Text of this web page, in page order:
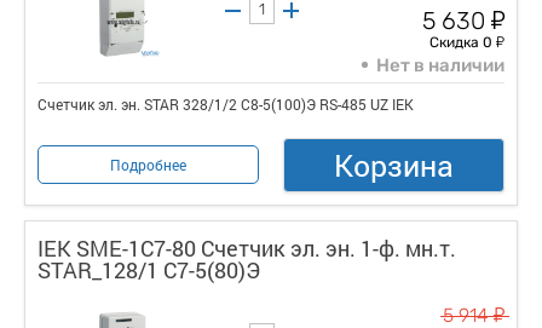
5 630 у
Скидка 0 у
Нет в наличии
Счетчик эл. эн. STAR 328/1/2 С8-5(100)Э RS-485 UZ IEK
Подробнее Корзина
IEK SME-1C7-80 Счетчик эл. эн. 1-ф. мн.т.
STAR_128/1 С7-5(80)Э
5 914у